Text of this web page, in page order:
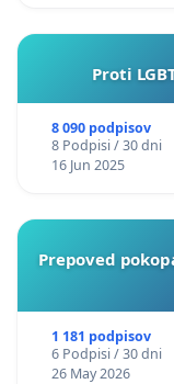
Proti
8 090 podpisov
8 Podpisi / 30 dni
16 Jun 2025
Prepoved
1 181 podpisov
6 Podpisi / 30 dni
26 May 2026